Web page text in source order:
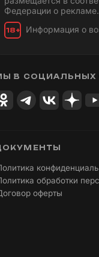
Федерации о рекламе.
18+ Информация о
В СОЦИАЛЬНЫХ
обработки
оферты